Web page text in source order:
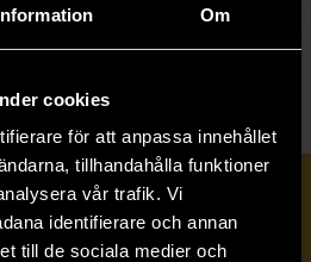
Om
cookies
för att anpassa innehållet
tillhandahålla funktioner
vår trafik. Vi
identifierare och annan
till de sociala medier och
& MÅLA TECKNAD SERIE
vårt nyhetsbrev